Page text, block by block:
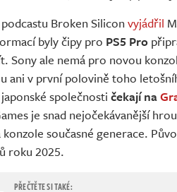
Broken Silicon vyjádřil
byly čipy pro PS5 Pro
Sony ale nemá pro novou
ani v první polovině toho
společnosti čekají na
je snad nejočekávanější
současné generace.
roku 2025.